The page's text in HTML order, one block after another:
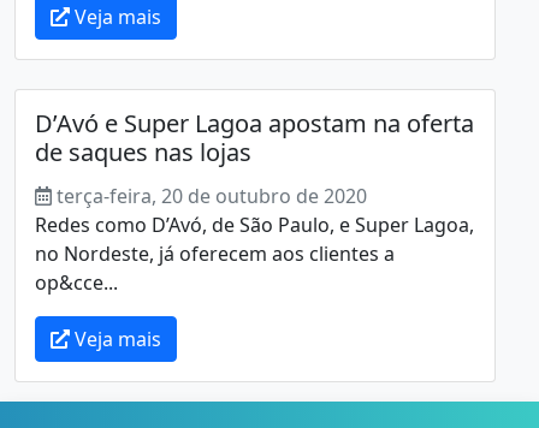
Veja mais
D’Avó e Super Lagoa apostam na oferta
de saques nas lojas
terça-feira, 20 de outubro de 2020
Redes como D’Avó, de São Paulo, e Super Lagoa,
no Nordeste, já oferecem aos clientes a
op&cce...
Veja mais